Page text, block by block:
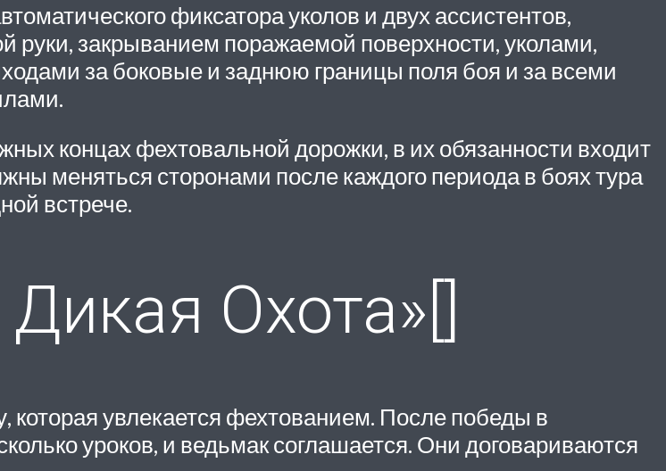
фиксатора уколов и двух ассистентов,
руки, закрыванием поражаемой поверхности, уколами,
за боковые и заднюю границы поля боя и за всеми
концах фехтовальной дорожки, в их обязанности входит
меняться сторонами после каждого периода в боях тура
встрече.
Охота»[]
которая увлекается фехтованием. После победы в
уроков, и ведьмак соглашается. Они договариваются